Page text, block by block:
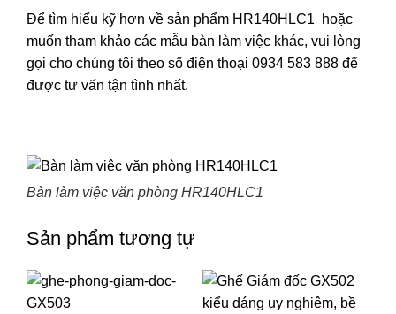
Để tìm hiểu kỹ hơn về sản phẩm HR140HLC1 hoặc
muốn tham khảo các mẫu bàn làm việc khác, vui lòng
gọi cho chúng tôi theo số điện thoại 0934 583 888 để
được tư vấn tận tình nhất.
Bàn làm việc văn phòng HR140HLC1
Sản phẩm tương tự